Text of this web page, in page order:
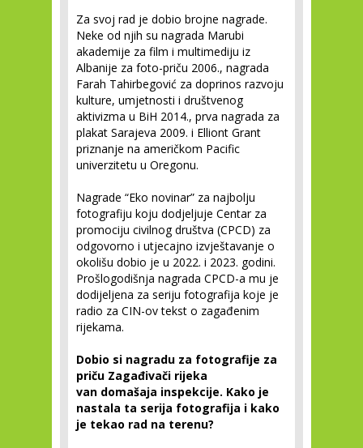
Za svoj rad je dobio brojne nagrade.
Neke od njih su nagrada Marubi
akademije za film i multimediju iz
Albanije za foto-priču 2006., nagrada
Farah Tahirbegović za doprinos razvoju
kulture, umjetnosti i društvenog
aktivizma u BiH 2014., prva nagrada za
plakat Sarajeva 2009. i Elliont Grant
priznanje na američkom Pacific
univerzitetu u Oregonu.
Nagrade “Eko novinar” za najbolju
fotografiju koju dodjeljuje Centar za
promociju civilnog društva (CPCD) za
odgovorno i utjecajno izvještavanje o
okolišu dobio je u 2022. i 2023. godini.
Prošlogodišnja nagrada CPCD-a mu je
dodijeljena za seriju fotografija koje je
radio za CIN-ov tekst o zagađenim
rijekama.
Dobio si nagradu za fotografije za
priču Zagađivači rijeka
van domašaja inspekcije. Kako je
nastala ta serija fotografija i kako
je tekao rad na terenu?